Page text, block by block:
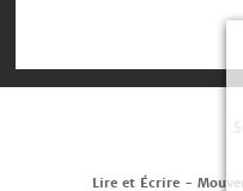
Lire et Écrire -